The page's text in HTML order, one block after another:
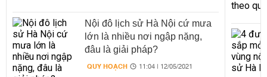
Nội đô lịch sử Hà Nội cứ mưa
lớn là nhiều nơi ngập nặng,
đâu là giải pháp?
QUY HOẠCH 11:04 | 12/05/2021